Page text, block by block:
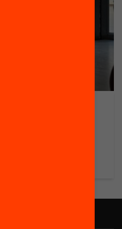
tu
per atendre la
veritablement